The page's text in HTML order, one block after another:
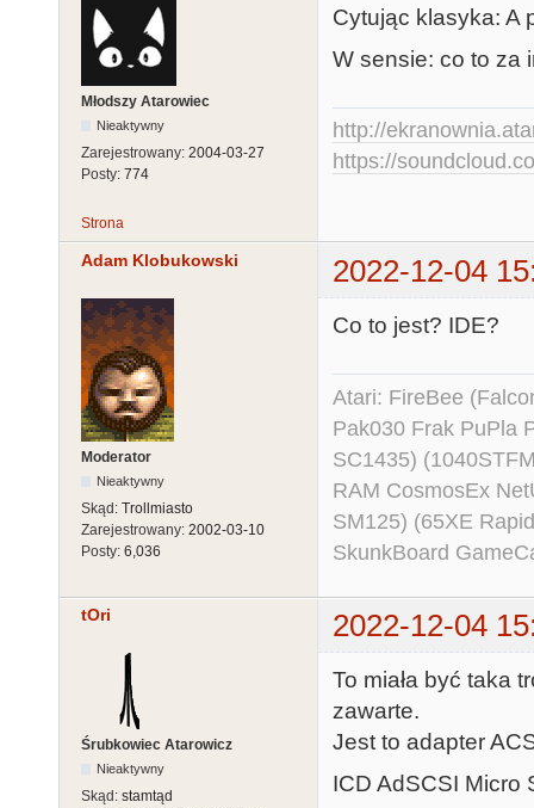
Młodszy Atarowiec
Nieaktywny
Zarejestrowany: 2004-03-27
Posty: 774
Cytując klasyka: A
W sensie: co to za
http://
https://
Strona
Adam Klobukowski 2022-12-04
Moderator
Nieaktywny
Skąd: Trollmiasto
Zarejestrowany: 2002-03-10
Posty: 6,036
Co to jest? IDE?
Atari: FireBee
Pak030 Frak PuPla
SC1435)
RAM CosmosEx
SM125) (65XE
SkunkBoard
tOri 2022-12-04
Śrubkowiec Atarowicz
Nieaktywny
Skąd: stamtąd
To miała być taka
zawarte.
Jest to adapter
ICD AdSCSI Micro